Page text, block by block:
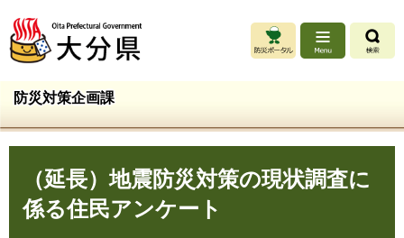
ジ
先
ュ
を
防災対策企画課
（延長）地震防災対策の現状調査に
係る住民アンケート